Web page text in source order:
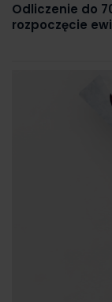
Odliczenie do
rozpoczęcie